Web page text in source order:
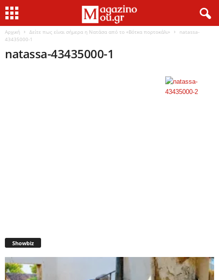
Αρχική Δείτε πως είναι σήμερα η Νατάσα από το «Βότκα πορτοκάλι»
natassa-
43435000-1
natassa-43435000-1
Showbiz